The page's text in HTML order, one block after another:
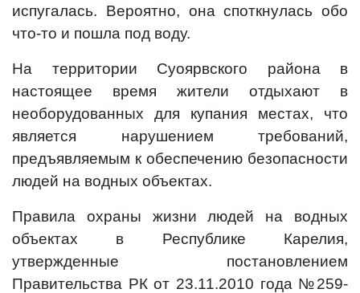
испугалась. Вероятно, она споткнулась обо
что-то и пошла под воду.
На территории Суоярвского района в
настоящее время жители отдыхают в
необорудованных для купания местах, что
является нарушением требований,
предъявляемым к обеспечению безопасности
людей на водных объектах.
Правила охраны жизни людей на водных
объектах в Республике Карелия,
утвержденные постановлением
Правительства РК от 23.11.2010 года №259-